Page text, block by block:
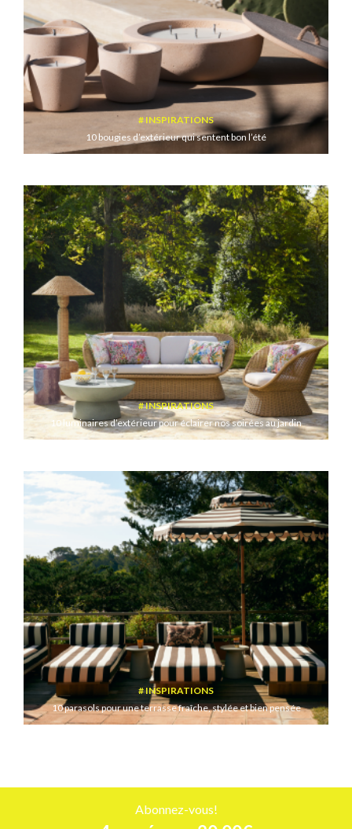
INSPIRATIONS
10 bougies d’extérieur qui sentent bon l’été
INSPIRATIONS
10 luminaires d’extérieur pour éclairer nos soirées au jardin
INSPIRATIONS
10 parasols pour une terrasse fraîche, stylée et bien pensée
Abonnez-vous!